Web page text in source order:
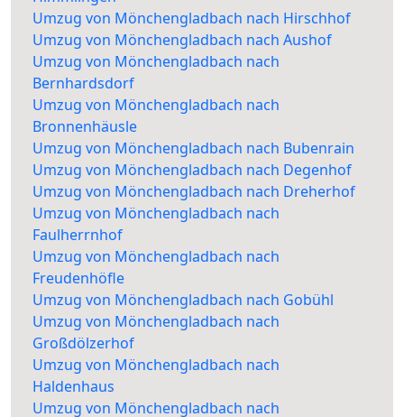
Umzug von Mönchengladbach nach Hirschhof
Umzug von Mönchengladbach nach Aushof
Umzug von Mönchengladbach nach
Bernhardsdorf
Umzug von Mönchengladbach nach
Bronnenhäusle
Umzug von Mönchengladbach nach Bubenrain
Umzug von Mönchengladbach nach Degenhof
Umzug von Mönchengladbach nach Dreherhof
Umzug von Mönchengladbach nach
Faulherrnhof
Umzug von Mönchengladbach nach
Freudenhöfle
Umzug von Mönchengladbach nach Gobühl
Umzug von Mönchengladbach nach
Großdölzerhof
Umzug von Mönchengladbach nach
Haldenhaus
Umzug von Mönchengladbach nach